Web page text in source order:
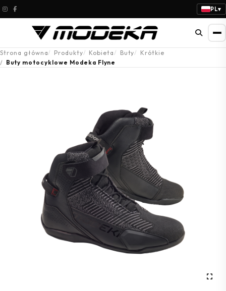
PL▾
Strona główna Produkty Kobieta Buty
Krótkie
Buty motocyklowe Modeka Flyne